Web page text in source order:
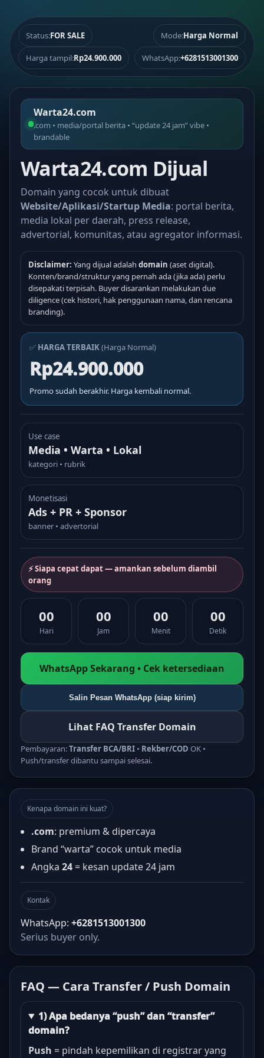
Status:FOR SALE Mode:Harga Normal
Harga tampil:Rp24.900.000 WhatsApp:+6281513001300
Warta24.com
.com • media/portal berita • “update 24 jam” vibe •
brandable
Warta24.com Dijual
Domain yang cocok untuk dibuat
Website/Aplikasi/Startup Media: portal berita,
media lokal per daerah, press release,
advertorial, komunitas, atau agregator informasi.
Disclaimer: Yang dijual adalah domain (aset digital).
Konten/brand/struktur yang pernah ada (jika ada) perlu
disepakati terpisah. Buyer disarankan melakukan due
diligence (cek histori, hak penggunaan nama, dan rencana
branding).
✅ HARGA TERBAIK(Harga Normal)
Rp24.900.000
Promo sudah berakhir. Harga kembali normal.
Use case
Media • Warta • Lokal
kategori • rubrik
Monetisasi
Ads + PR + Sponsor
banner • advertorial
⚡ Siapa cepat dapat — amankan sebelum diambil
orang
00
Hari
00
Jam
00
Menit
00
Detik
WhatsApp Sekarang • Cek ketersediaan
Salin Pesan WhatsApp (siap kirim)
Lihat FAQ Transfer Domain
Pembayaran:Transfer BCA/BRI • Rekber/COD OK •
Push/transfer dibantu sampai selesai.
Kenapa domain ini kuat?
.com: premium & dipercaya
Brand “warta” cocok untuk media
Angka 24 = kesan update 24 jam
Kontak
WhatsApp: +6281513001300
Serius buyer only.
FAQ — Cara Transfer / Push Domain
1) Apa bedanya “push” dan “transfer”
domain?
Push = pindah kepemilikan di registrar yang